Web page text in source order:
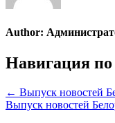
Author:
Навигация по
← Выпуск новостей
Выпуск новостей